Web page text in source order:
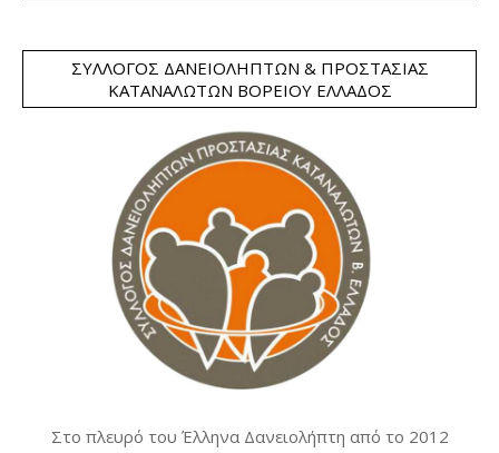
ΣΎΛΛΟΓΟΣ ΔΑΝΕΙΟΛΗΠΤΏΝ & ΠΡΟΣΤΑΣΊΑΣ
ΚΑΤΑΝΑΛΩΤΏΝ ΒΟΡΕΊΟΥ ΕΛΛΆΔΟΣ
Στο πλευρό του Έλληνα Δανειολήπτη από το 2012